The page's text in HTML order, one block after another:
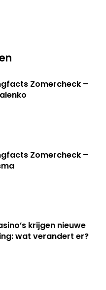
Zomercheck –
Zomercheck –
krijgen nieuwe
wat verandert er?